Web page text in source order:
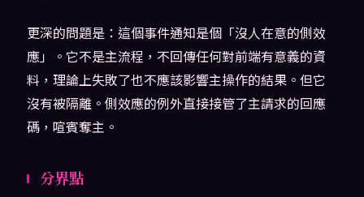
更深的問題是：這個事件通知是個「沒人在意的側效
應」。它不是主流程，不回傳任何對前端有意義的資
料，理論上失敗了也不應該影響主操作的結果。但它
沒有被隔離。側效應的例外直接接管了主請求的回應
碼，喧賓奪主。
分界點